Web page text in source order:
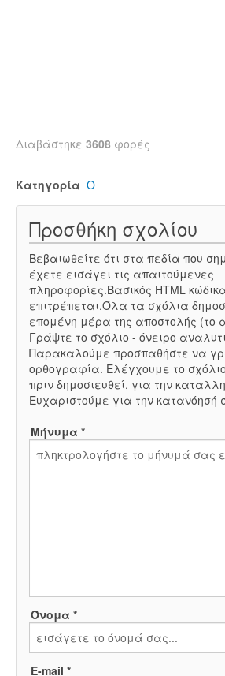
Διαβάστηκε 3608 φορές
Κατηγορία Ο
Προσθήκη σχολίου
Βεβαιωθείτε ότι στα πεδία που
έχετε εισάγει τις απαιτούμενες
πληροφορίες.Βασικός HTML
επιτρέπεται.Όλα τα σχόλια
επομένη μέρα της αποστολής (το
Γράψτε το σχόλιο - όνειρο
Παρακαλούμε προσπαθήστε να
ορθογραφία. Ελέγχουμε το
πριν δημοσιευθεί, για την
Ευχαριστούμε για την κατανόησή
Μήνυμα *
Όνομα *
E-mail *